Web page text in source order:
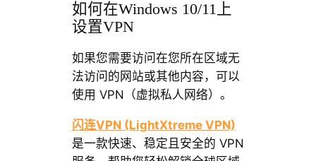
如何在Windows 10/11上
设置VPN
如果您需要访问在您所在区域无
法访问的网站或其他内容，可以
使用 VPN（虚拟私人网络）。
闪连VPN (LightXtreme VPN)
是一款快速、稳定且安全的 VPN